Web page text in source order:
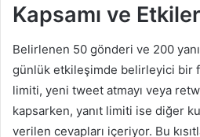
Kapsamı ve
Belirlenen 50 gönderi ve 200 yanıt
günlük etkileşimde belirleyici bir
limiti, yeni tweet atmayı veya
kapsarken, yanıt limiti ise diğer
verilen cevapları içeriyor. Bu